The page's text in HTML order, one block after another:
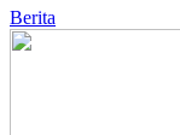
Berita